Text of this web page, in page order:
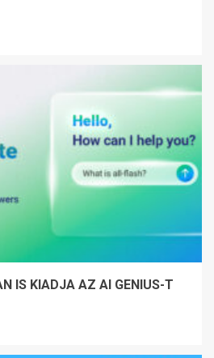
IS KIADJA AZ AI GENIUS-T